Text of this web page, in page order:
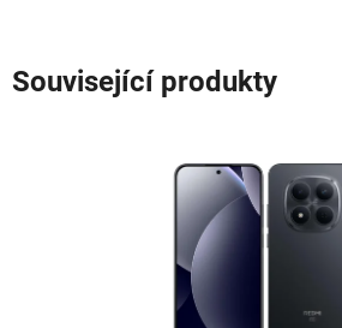
Související produkty